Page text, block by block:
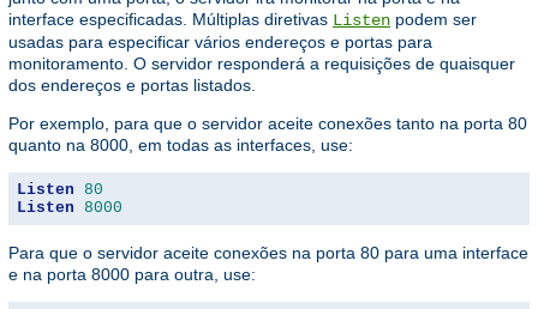
interface especificadas. Múltiplas diretivas Listen podem ser
usadas para especificar vários endereços e portas para
monitoramento. O servidor responderá a requisições de quaisquer
dos endereços e portas listados.
Por exemplo, para que o servidor aceite conexões tanto na porta 80
quanto na 8000, em todas as interfaces, use:
Listen 80
Listen 8000
Para que o servidor aceite conexões na porta 80 para uma interface
e na porta 8000 para outra, use: